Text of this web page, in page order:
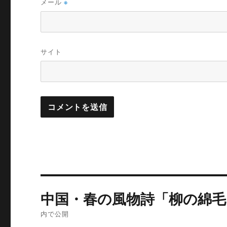
メール※
サイト
稿
中国・春の風物詩「柳の綿
内で公開